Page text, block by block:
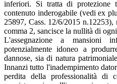
inferiori. Si tratta di protezione
contenuto inderogabile (vedi ex
25897, Cass. 12/6/2015
comma 2, sancisce la nullità di
L'assegnazione a mansioni
potenzialmente idoneo a
dannose, sia di natura
Innanzi tutto l'inadempimento
perdita della professionalità di